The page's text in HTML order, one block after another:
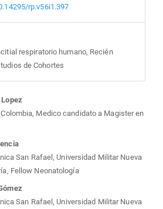
rp.v56i1.397
respiratorio humano, Recién
de Cohortes
Medico candidato a Magister en
San Rafael, Universidad Militar Nueva
Fellow Neonatología
San Rafael, Universidad Militar Nueva